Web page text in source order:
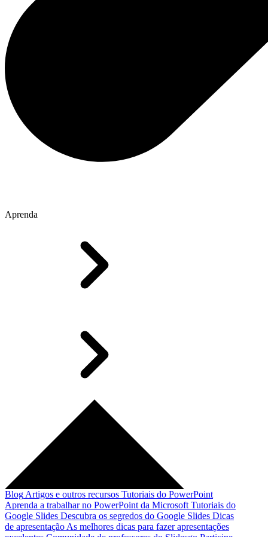
Aprenda
Blog Artigos e outros recursos Tutoriais do PowerPoint
Aprenda a trabalhar no PowerPoint da Microsoft Tutoriais do
Google Slides Descubra os segredos do Google Slides Dicas
de apresentação As melhores dicas para fazer apresentações